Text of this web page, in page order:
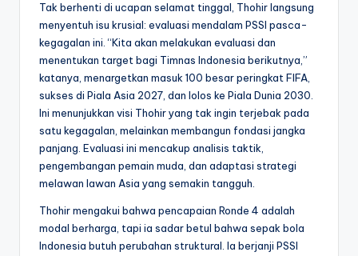
Tak berhenti di ucapan selamat tinggal, Thohir langsung
menyentuh isu krusial: evaluasi mendalam PSSI pasca-
kegagalan ini. “Kita akan melakukan evaluasi dan
menentukan target bagi Timnas Indonesia berikutnya,”
katanya, menargetkan masuk 100 besar peringkat FIFA,
sukses di Piala Asia 2027, dan lolos ke Piala Dunia 2030.
Ini menunjukkan visi Thohir yang tak ingin terjebak pada
satu kegagalan, melainkan membangun fondasi jangka
panjang. Evaluasi ini mencakup analisis taktik,
pengembangan pemain muda, dan adaptasi strategi
melawan lawan Asia yang semakin tangguh.
Thohir mengakui bahwa pencapaian Ronde 4 adalah
modal berharga, tapi ia sadar betul bahwa sepak bola
Indonesia butuh perubahan struktural. Ia berjanji PSSI